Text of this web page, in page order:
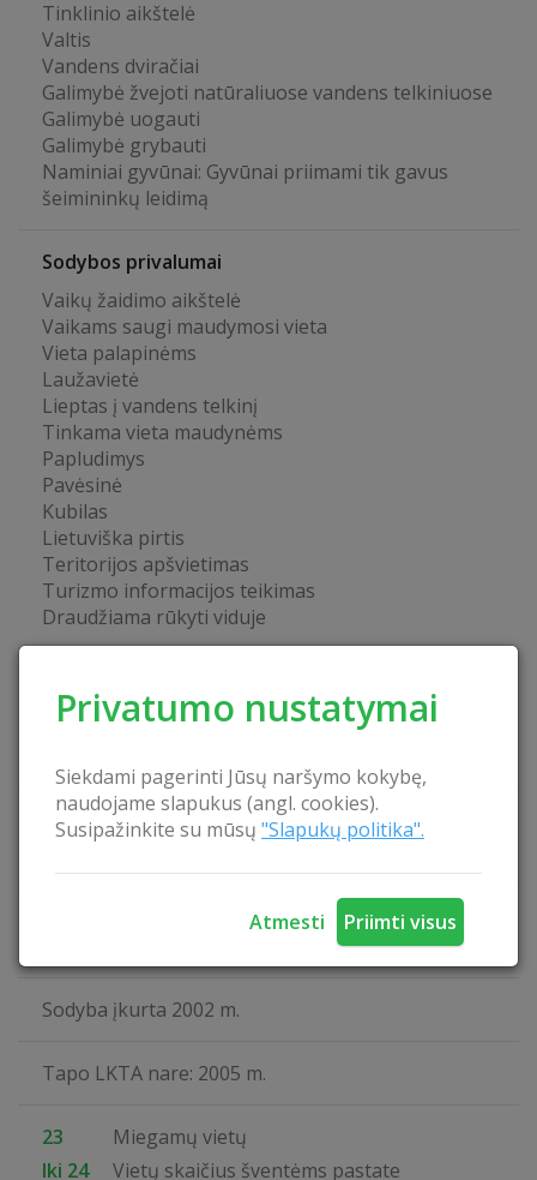
Privatumo nustatymai
Siekdami pagerinti Jūsų naršymo kokybę,
naudojame slapukus (angl. cookies).
Susipažinkite su mūsų "Slapukų politika".
Atmesti Priimti visus
Tinklinio aikštelė
Valtis
Vandens dviračiai
Galimybė žvejoti natūraliuose vandens telkiniuose
Galimybė uogauti
Galimybė grybauti
Naminiai gyvūnai: Gyvūnai priimami tik gavus
šeimininkų leidimą
Sodybos privalumai
Vaikų žaidimo aikštelė
Vaikams saugi maudymosi vieta
Vieta palapinėms
Laužavietė
Lieptas į vandens telkinį
Tinkama vieta maudynėms
Papludimys
Pavėsinė
Kubilas
Lietuviška pirtis
Teritorijos apšvietimas
Turizmo informacijos teikimas
Draudžiama rūkyti viduje
Rusiškai
Svečiai priimami
Šeimininkai gyvena ne sodyboje, o aplanko pagal
Sodyba įkurta 2002 m.
Tapo LKTA nare: 2005 m.
23
Miegamų vietų
Iki 24
Vietų skaičius šventėms pastate